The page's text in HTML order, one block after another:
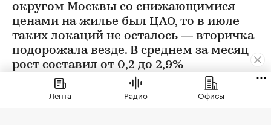
округом Москвы со снижающимися
ценами на жилье был ЦАО, то в июле
таких локаций не осталось — вторичка
подорожала везде. В среднем за месяц
рост составил от 0,2 до 2,9%
Лента Радио Офисы